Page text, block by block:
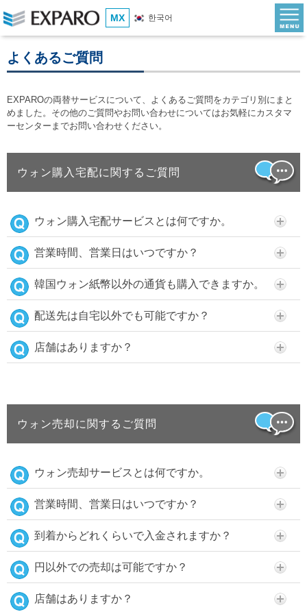
MX 한국어
よくあるご質問
EXPAROの両替サービスについて、よくあるご質問をカテゴリ別にまと
めました。その他のご質問やお問い合わせについてはお気軽にカスタマ
ーセンターまでお問い合わせください。
ウォン購入宅配に関するご質問
ウォン購入宅配サービスとは何ですか。
営業時間、営業日はいつですか？
韓国ウォン紙幣以外の通貨も購入できますか。
配送先は自宅以外でも可能ですか？
店舗はありますか？
ウォン売却に関するご質問
ウォン売却サービスとは何ですか。
営業時間、営業日はいつですか？
到着からどれくらいで入金されますか？
円以外での売却は可能ですか？
店舗はありますか？